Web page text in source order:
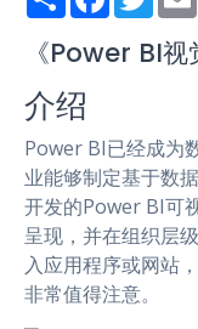
h
r
e
a
e
b
w
t
t
《Power BI
介绍
Power BI已经成为
业能够制定基于数
开发的Power BI可
呈现，并在组织层
入应用程序或网站
非常值得注意。